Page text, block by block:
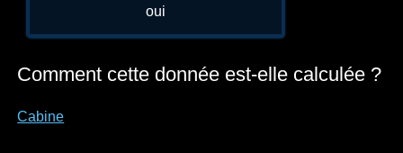
oui
Comment cette donnée est-elle calculée ?
Cabine